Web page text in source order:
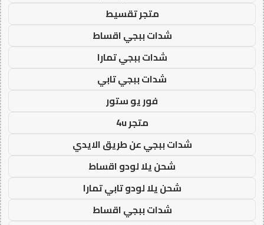
متجر تقسيط
شدات ببجي اقساط
شدات ببجي تمارا
شدات ببجي تابي
فور يو ستور
متجر 4u
شدات ببجي عن طريق الايدي
شحن يلا لودو اقساط
شحن يلا لودو تابي تمارا
شدات ببجي اقساط